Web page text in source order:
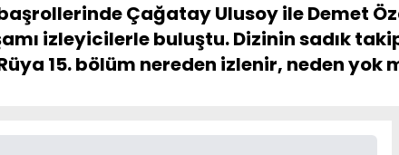
Çağatay Ulusoy ile Demet
izleyicilerle buluştu. Dizinin sadık
15. bölüm nereden izlenir, neden